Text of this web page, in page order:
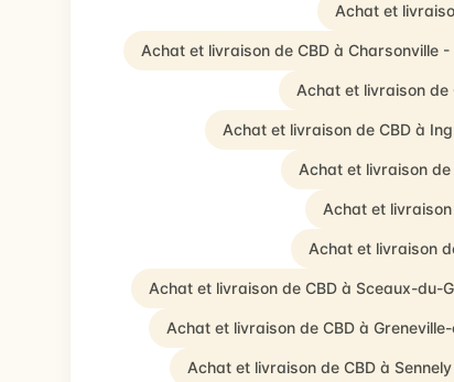
Achat et
Achat et livraison de CBD à Charsonville
Achat et livraison de
Achat et livraison de CBD à
Achat et livraison
Achat et
Achat et livraison
Achat et livraison de CBD à Sceaux-du-
Achat et livraison de CBD à
Achat et livraison de CBD à